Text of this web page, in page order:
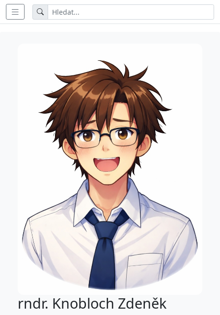
rndr. Knobloch Zdeněk